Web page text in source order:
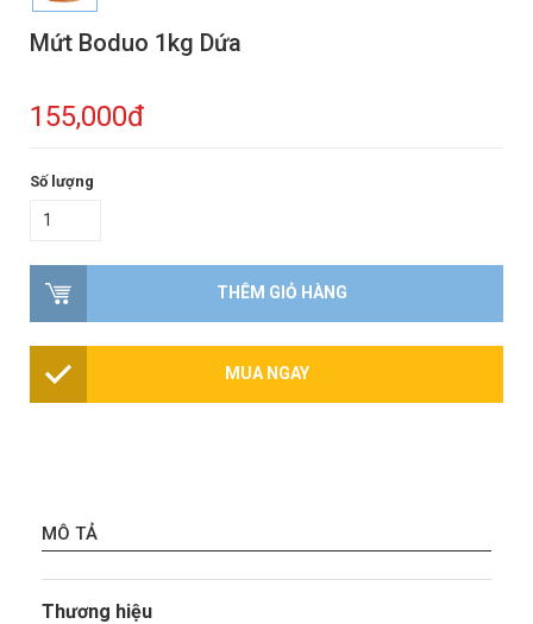
Mứt Boduo 1kg Dứa
155,000đ
Số lượng
THÊM GIỎ HÀNG
MUA NGAY
MÔ TẢ
Thương hiệu